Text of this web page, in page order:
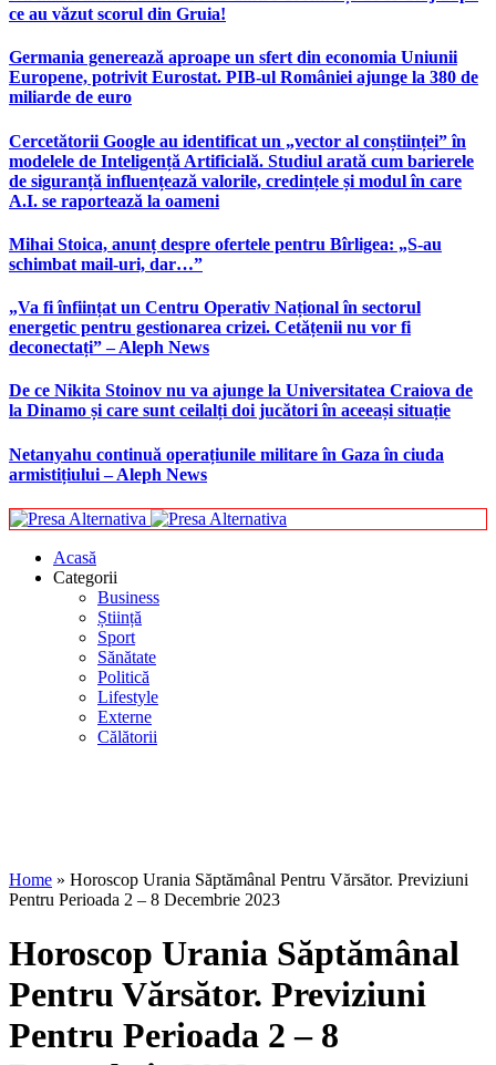
ce au văzut scorul din Gruia!
Germania generează aproape un sfert din economia Uniunii
Europene, potrivit Eurostat. PIB-ul României ajunge la 380 de
miliarde de euro
Cercetătorii Google au identificat un „vector al conștiinței” în
modelele de Inteligență Artificială. Studiul arată cum barierele
de siguranță influențează valorile, credințele și modul în care
A.I. se raportează la oameni
Mihai Stoica, anunț despre ofertele pentru Bîrligea: „S-au
schimbat mail-uri, dar…”
„Va fi înființat un Centru Operativ Național în sectorul
energetic pentru gestionarea crizei. Cetățenii nu vor fi
deconectați” – Aleph News
De ce Nikita Stoinov nu va ajunge la Universitatea Craiova de
la Dinamo și care sunt ceilalți doi jucători în aceeași situație
Netanyahu continuă operațiunile militare în Gaza în ciuda
armistițiului – Aleph News
Acasă
Categorii
Business
Știință
Sport
Sănătate
Politică
Lifestyle
Externe
Călătorii
Home » Horoscop Urania Săptămânal Pentru Vărsător. Previziuni
Pentru Perioada 2 – 8 Decembrie 2023
Horoscop Urania Săptămânal
Pentru Vărsător. Previziuni
Pentru Perioada 2 – 8